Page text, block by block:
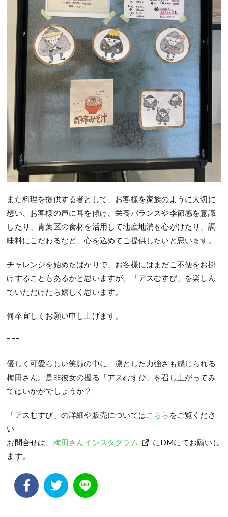
また料理を提供する者として、お客様を家族のように大切に
想い、お客様の声に耳を傾け、栄養バランスや季節感を意識
したり、青葉区の食材を活用して地産地消を心がけたり、調
味料にこだわるなど、心を込めてご提供したいと思います。
チャレンジを始めたばかりで、お客様にはまだご不便をお掛
けすることもあるかと思いますが、「アスむすび」を楽しん
でいただけたら嬉しく思います。
何卒宜しくお願い申し上げます。
===
優しく可愛らしい笑顔の中に、凛とした力強さも感じられる
梅田さん。是非彼女の握る「アスむすび」を召し上がってみ
てはいかがでしょうか？
「アスむすび」の詳細や販売についてはこちら をご覧くださ
い
お問合せは、 梅田さんインスタグラム
にDMにてお願いし
ます。